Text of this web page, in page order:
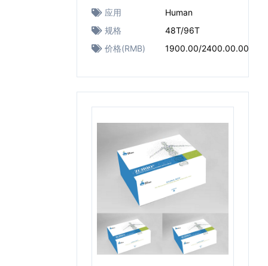
应用
Human
规格
48T/96T
价格(RMB)
1900.00/2400.00.00